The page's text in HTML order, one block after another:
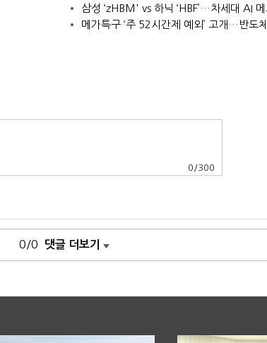
삼성 ‘zHBM' vs 하닉 ‘HBF’…차세대 AI
메가특구 ‘주 52시간제 예외’ 고개…반도
0 /300
0/0 댓글 더보기